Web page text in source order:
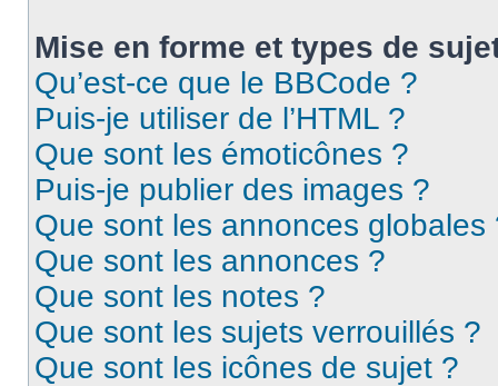
Mise en forme et types de
Qu’est-ce que le BBCode ?
Puis-je utiliser de l’HTML ?
Que sont les émoticônes ?
Puis-je publier des images ?
Que sont les annonces globales
Que sont les annonces ?
Que sont les notes ?
Que sont les sujets verrouillés ?
Que sont les icônes de sujet ?